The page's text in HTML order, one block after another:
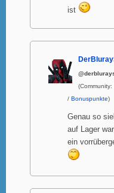
ist
(Community:
/ Bonuspunkte)
Genau so
auf Lager
ein